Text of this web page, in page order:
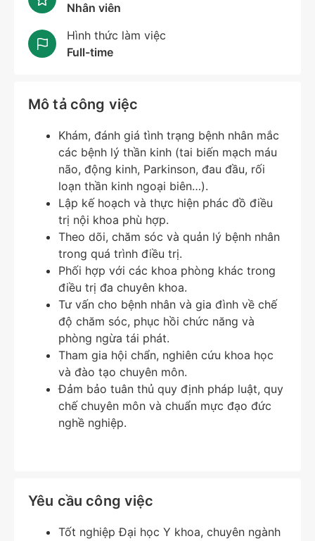
Nhân viên
Hình thức làm việc
Full-time
Mô tả công việc
Khám, đánh giá tình trạng bệnh nhân mắc
các bệnh lý thần kinh (tai biến mạch máu
não, động kinh, Parkinson, đau đầu, rối
loạn thần kinh ngoại biên…).
Lập kế hoạch và thực hiện phác đồ điều
trị nội khoa phù hợp.
Theo dõi, chăm sóc và quản lý bệnh nhân
trong quá trình điều trị.
Phối hợp với các khoa phòng khác trong
điều trị đa chuyên khoa.
Tư vấn cho bệnh nhân và gia đình về chế
độ chăm sóc, phục hồi chức năng và
phòng ngừa tái phát.
Tham gia hội chẩn, nghiên cứu khoa học
và đào tạo chuyên môn.
Đảm bảo tuân thủ quy định pháp luật, quy
chế chuyên môn và chuẩn mực đạo đức
nghề nghiệp.
Yêu cầu công việc
Tốt nghiệp Đại học Y khoa, chuyên ngành